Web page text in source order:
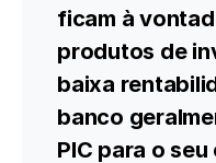
ficam à
produtos de
baixa
banco
PIC para o